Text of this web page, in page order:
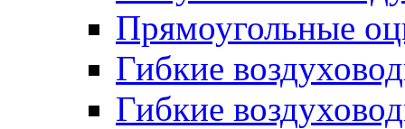
Прямоугольные
Гибкие
Гибкие